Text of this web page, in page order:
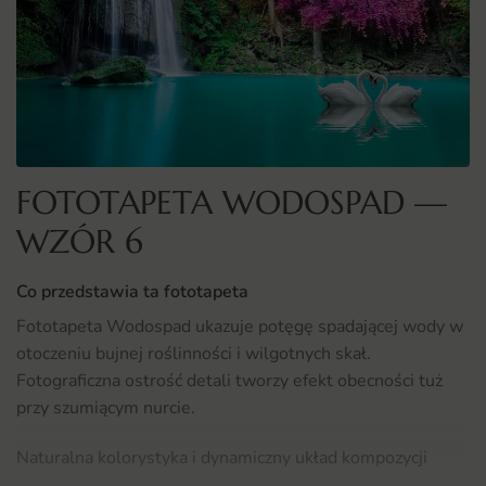
FOTOTAPETA WODOSPAD —
WZÓR 6
Co przedstawia ta fototapeta
Fototapeta Wodospad ukazuje potęgę spadającej wody w
otoczeniu bujnej roślinności i wilgotnych skał.
Fotograficzna ostrość detali tworzy efekt obecności tuż
przy szumiącym nurcie.
Naturalna kolorystyka i dynamiczny układ kompozycji